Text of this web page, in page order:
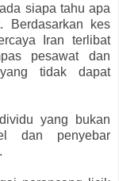
siapa tahu apa
Berdasarkan kes
Iran terlibat
pesawat dan
tidak dapat
yang bukan
dan penyebar